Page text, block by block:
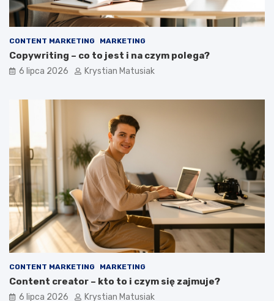
CONTENT MARKETING MARKETING
Copywriting – co to jest i na czym polega?
6 lipca 2026 Krystian Matusiak
CONTENT MARKETING MARKETING
Content creator – kto to i czym się zajmuje?
6 lipca 2026 Krystian Matusiak